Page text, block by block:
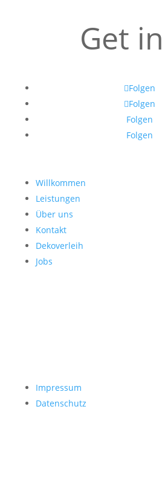
Get in
Folgen
Folgen
Folgen
Folgen
Willkommen
Leistungen
Über uns
Kontakt
Dekoverleih
Jobs
Impressum
Datenschutz